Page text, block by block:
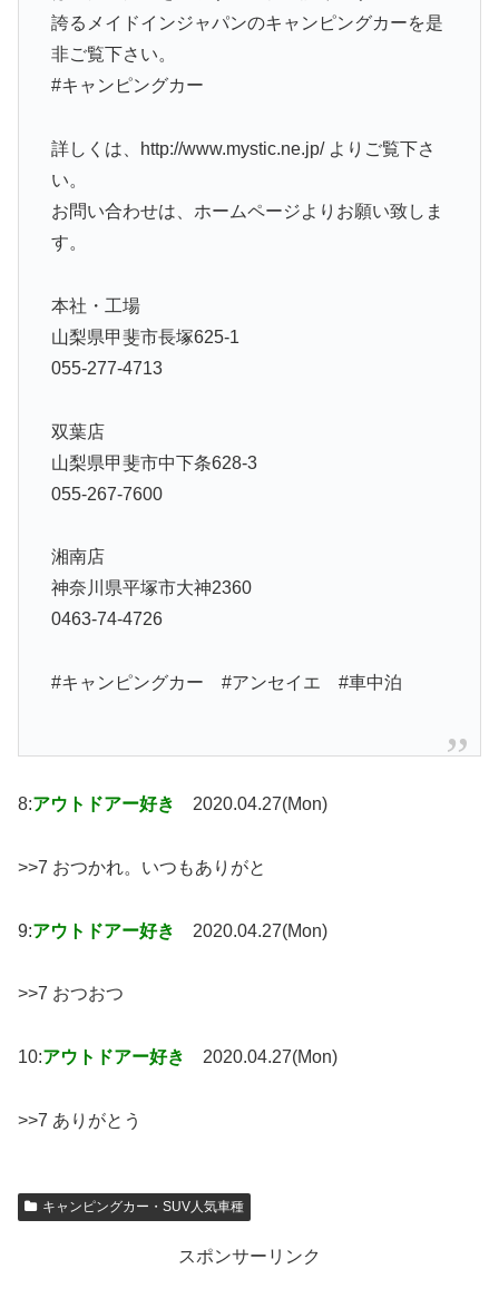
誇るメイドインジャパンのキャンピングカーを是
非ご覧下さい。
#キャンピングカー
詳しくは、http://www.mystic.ne.jp/ よりご覧下さ
い。
お問い合わせは、ホームページよりお願い致しま
す。
本社・工場
山梨県甲斐市長塚625-1
055-277-4713
双葉店
山梨県甲斐市中下条628-3
055-267-7600
湘南店
神奈川県平塚市大神2360
0463-74-4726
#キャンピングカー #アンセイエ #車中泊
8:アウトドアー好き 2020.04.27(Mon)
>>7 おつかれ。いつもありがと
9:アウトドアー好き 2020.04.27(Mon)
>>7 おつおつ
10:アウトドアー好き 2020.04.27(Mon)
>>7 ありがとう
キャンピングカー・SUV人気車種
スポンサーリンク